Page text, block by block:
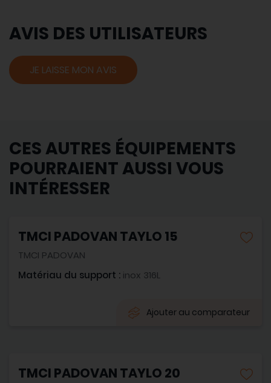
AVIS DES UTILISATEURS
JE LAISSE MON AVIS
CES AUTRES ÉQUIPEMENTS
POURRAIENT AUSSI VOUS
INTÉRESSER
TMCI PADOVAN TAYLO 15
TMCI PADOVAN
Matériau du support : inox 316L
Ajouter au comparateur
TMCI PADOVAN TAYLO 20